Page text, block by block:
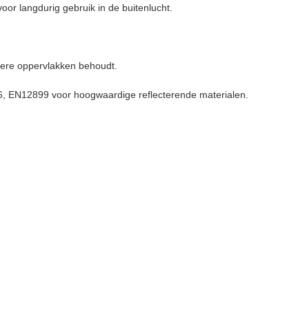
langdurig gebruik in de buitenlucht.
oppervlakken behoudt.
voor hoogwaardige reflecterende materialen.